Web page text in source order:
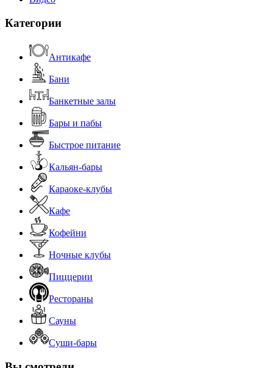
Категории
Антикафе
Бани
Банкетные залы
Бары и пабы
Быстрое питание
Кальян-бары
Караоке-клубы
Кафе
Кофейни
Ночные клубы
Пиццерии
Рестораны
Сауны
Суши-бары